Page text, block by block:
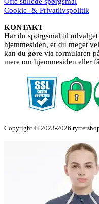
Cookie- & Privatlivspolitik
KONTAKT
Har du spørgsmål til
hjemmesiden, er du meget
kan du gøre via formularen
mere om hjemmesiden eller
Copyright © 2023-2026